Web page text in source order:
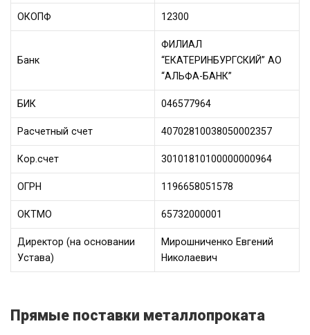
ОКОПФ 12300
Банк
ФИЛИАЛ
“ЕКАТЕРИНБУРГСКИЙ” АО
“АЛЬФА-БАНК”
БИК 046577964
Расчетный счет 40702810038050002357
Кор.счет 30101810100000000964
ОГРН 1196658051578
ОКТМО 65732000001
Директор (на основании
Устава)
Мирошниченко Евгений
Николаевич
Прямые поставки металлопроката